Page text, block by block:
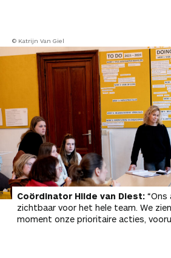
© Katrijn Van Giel
Coördinator Hilde van Diest: “Ons
zichtbaar voor het hele team. We
moment onze prioritaire acties,